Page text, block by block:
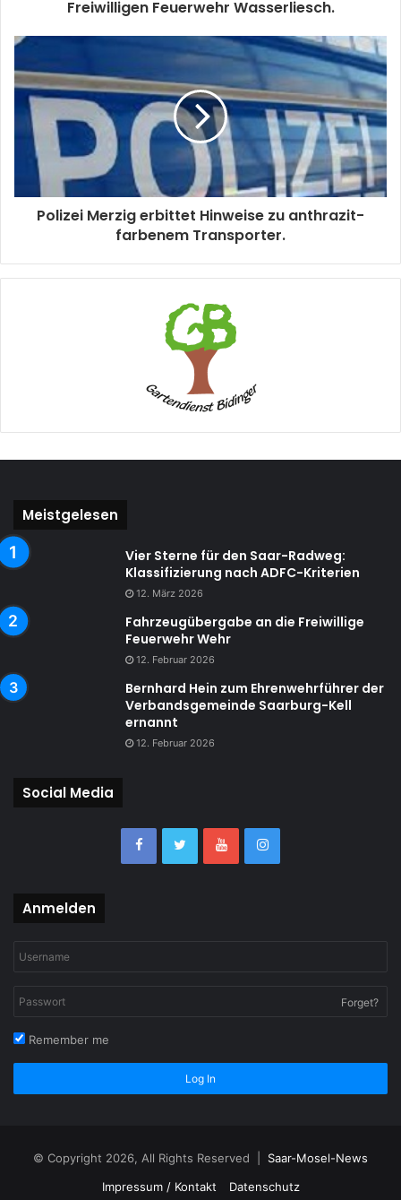
Freiwilligen Feuerwehr Wasserliesch.
Polizei Merzig erbittet Hinweise zu anthrazit-
farbenem Transporter.
Meistgelesen
Vier Sterne für den Saar-Radweg:
Klassifizierung nach ADFC-Kriterien
12. März 2026
Fahrzeugübergabe an die Freiwillige
Feuerwehr Wehr
12. Februar 2026
Bernhard Hein zum Ehrenwehrführer der
Verbandsgemeinde Saarburg-Kell
ernannt
12. Februar 2026
Social Media
Anmelden
Forget?
Remember me
Log In
© Copyright 2026, All Rights Reserved | Saar-Mosel-News
Impressum / Kontakt
Datenschutz